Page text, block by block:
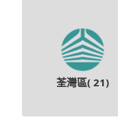
荃灣區( 21)